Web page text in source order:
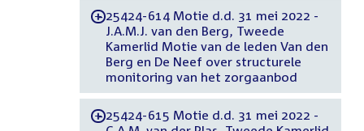
-25424-614 Motie d.d. 31 mei 2022 -
J.A.M.J. van den Berg, Tweede
Kamerlid Motie van de leden Van den
Berg en De Neef over structurele
monitoring van het zorgaanbod
-25424-615 Motie d.d. 31 mei 2022 -